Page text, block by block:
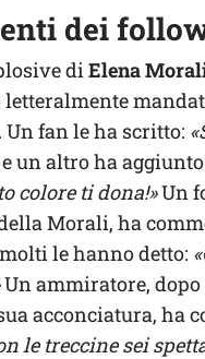
dei
diElena
letteralmente
fan le ha scritto:
un altro ha
colore ti dona!»Un
Morali, ha
le hanno detto:
Un ammiratore,
acconciatura, ha
le treccine sei